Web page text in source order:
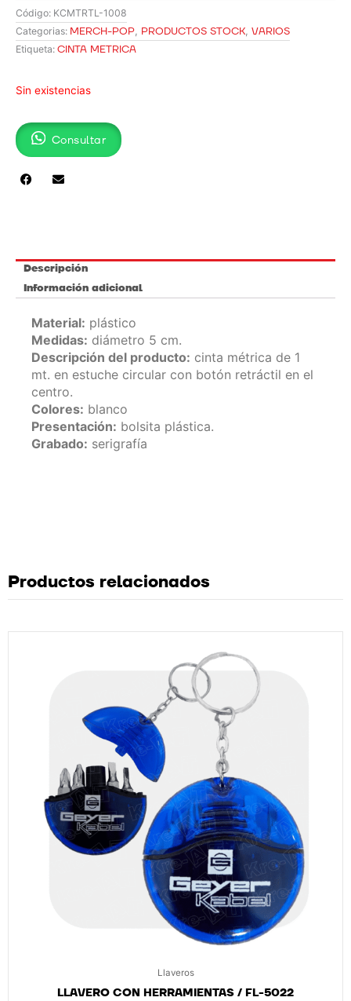
Código: KCMTRTL-1008
Categorias: MERCH-POP, PRODUCTOS STOCK, VARIOS
Etiqueta: CINTA METRICA
Sin existencias
Consultar
Descripción
Información adicional
Material: plástico
Medidas: diámetro 5 cm.
Descripción del producto: cinta métrica de 1
mt. en estuche circular con botón retráctil en el
centro.
Colores: blanco
Presentación: bolsita plástica.
Grabado: serigrafía
Productos relacionados
Llaveros
LLAVERO CON HERRAMIENTAS / FL-5022